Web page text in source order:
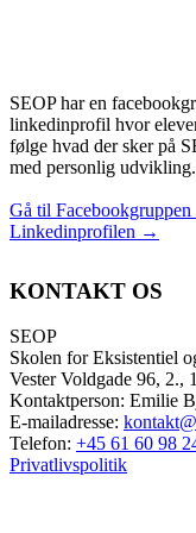
SEOP har en
linkedinprofil hvor
følge hvad der sker på
med personlig udvikling.
Gå til Facebookgruppen
Linkedinprofilen →
KONTAKT OS
SEOP
Skolen for Eksistentiel
Vester Voldgade 96, 2.,
Kontaktperson: Emilie
E-mailadresse:
Telefon: +45 61 60 98
Privatlivspolitik